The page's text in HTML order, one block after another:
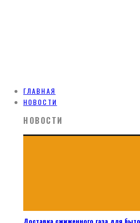
ГЛАВНАЯ
НОВОСТИ
НОВОСТИ
Доставка сжиженного газа для